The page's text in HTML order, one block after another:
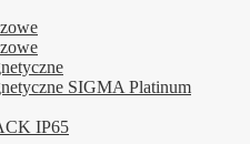
SIGMA Platinum
IP65